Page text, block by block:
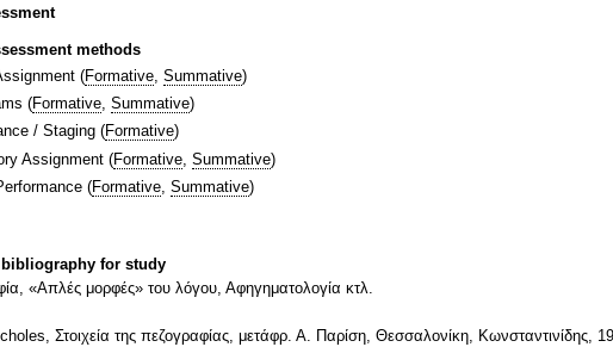
methods
(Formative Summative)
(Formative Summative)
/ Staging (Formative)
Assignment (Formative Summative)
(Formative, Summative)
for study
«Απλές μορφές» του λόγου, Αφηγηματολογία κτλ.
Στοιχεία της πεζογραφίας, μετάφρ. Α. Παρίση, Θεσσαλονίκη, Κωνσταντινίδης,